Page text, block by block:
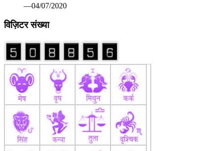
—04/07/2020
विज़िटर संख्या